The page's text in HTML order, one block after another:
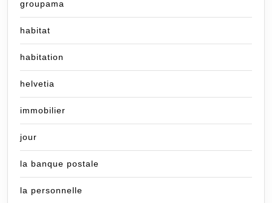
groupama
habitat
habitation
helvetia
immobilier
jour
la banque postale
la personnelle